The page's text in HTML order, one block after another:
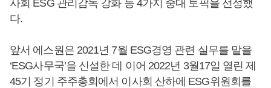
사회 ESG 관리감독 강화 등 4가지 중대 토픽을 선정했
다.
앞서 에스원은 2021년 7월 ESG경영 관련 실무를 맡을
‘ESG사무국’을 신설한 데 이어 2022년 3월17일 열린 제
45기 정기 주주총회에서 이사회 산하에 ESG위원회를